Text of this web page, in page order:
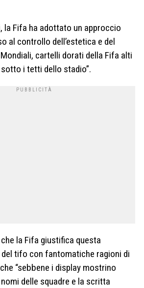
la Fifa ha adottato un approccio
al controllo dell’estetica e del
cartelli dorati della Fifa alti
i tetti dello stadio”.
la Fifa giustifica questa
tifo con fantomatiche ragioni di
“sebbene i display mostrino
delle squadre e la scritta